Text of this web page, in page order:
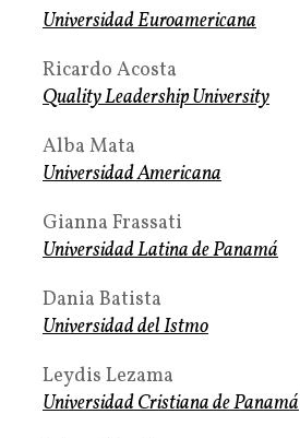
Universidad Euroamericana
Ricardo Acosta
Quality Leadership University
Alba Mata
Universidad Americana
Gianna Frassati
Universidad Latina de Panamá
Dania Batista
Universidad del Istmo
Leydis Lezama
Universidad Cristiana de Panamá